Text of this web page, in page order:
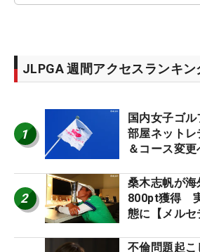
JLPGA 週間アクセスランキン
1
国内女子ゴ
部屋ネットレ
＆コース変
2
桑木志帆が
800pt獲得
態に【メルセ
不倫問題起